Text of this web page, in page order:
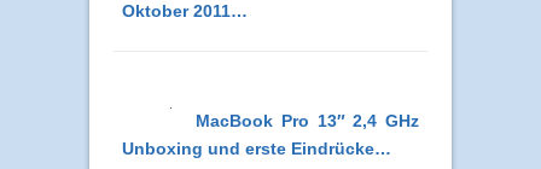
Oktober 2011…
MacBook Pro 13″ 2,4 GHz
Unboxing und erste Eindrücke…